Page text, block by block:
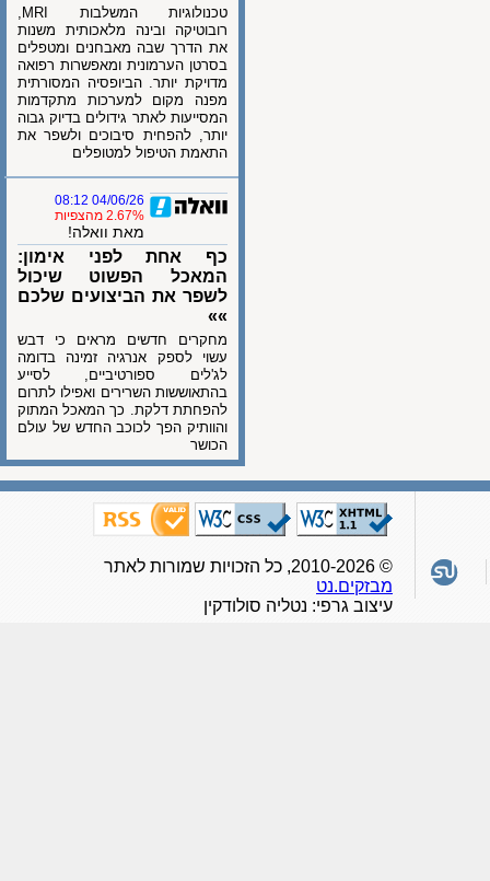
טכנולוגיות המשלבות MRI,
רובוטיקה ובינה מלאכותית משנות
את הדרך שבה מאבחנים ומטפלים
בסרטן הערמונית ומאפשרות רפואה
מדויקת יותר. הביופסיה המסורתית
מפנה מקום למערכות מתקדמות
המסייעות לאתר גידולים בדיוק גבוה
יותר, להפחית סיבוכים ולשפר את
התאמת הטיפול למטופלים
04/06/26 08:12
2.67% מהצפיות
מאת וואלה!
כף אחת לפני אימון:
המאכל הפשוט שיכול
לשפר את הביצועים שלכם
מחקרים חדשים מראים כי דבש
עשוי לספק אנרגיה זמינה בדומה
לג'לים ספורטיביים, לסייע
בהתאוששות השרירים ואפילו לתרום
להפחתת דלקת. כך המאכל המתוק
והוותיק הפך לכוכב החדש של עולם
הכושר
מבזקים.נט
עיצוב גרפי: נטליה סולודקין